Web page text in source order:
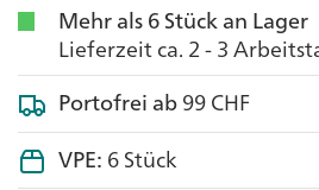
Mehr als 6 Stück an Lager
Lieferzeit ca. 2 - 3
Portofrei ab99 CHF
VPE:6 Stück